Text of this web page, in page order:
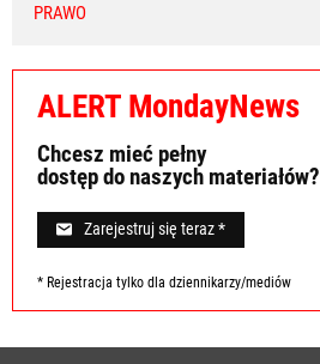
PRAWO
ALERT MondayNews
Chcesz mieć pełny
dostęp do naszych materiałów?
Zarejestruj się teraz *
* Rejestracja tylko dla dziennikarzy/mediów